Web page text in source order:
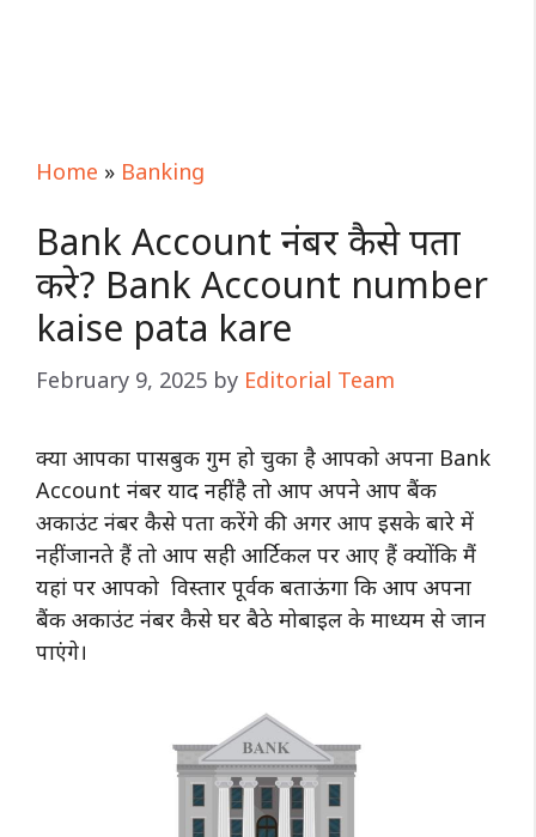
Home » Banking
Bank Account नंबर कैसे पता
करे? Bank Account number
kaise pata kare
February 9, 2025 by Editorial Team
क्या आपका पासबुक गुम हो चुका है आपको अपना Bank
Account नंबर याद नहीं है तो आप अपने आप बैंक
अकाउंट नंबर कैसे पता करेंगे की अगर आप इसके बारे में
नहीं जानते हैं तो आप सही आर्टिकल पर आए हैं क्योंकि मैं
यहां पर आपको विस्तार पूर्वक बताऊंगा कि आप अपना
बैंक अकाउंट नंबर कैसे घर बैठे मोबाइल के माध्यम से जान
पाएंगे।